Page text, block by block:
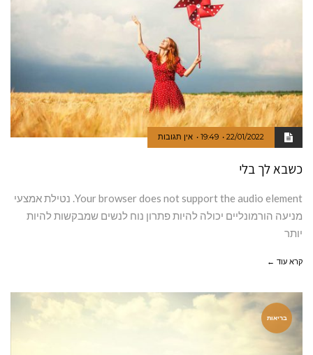
22/01/2022
19:49 אין תגובות
כשבא לך בלי
Your browser does not support the audio element. נטילת אמצעי
מניעה הורמונליים יכולה להיות פתרון נוח לנשים שמבקשות להיות
יותר
קרא עוד ←
בריאות